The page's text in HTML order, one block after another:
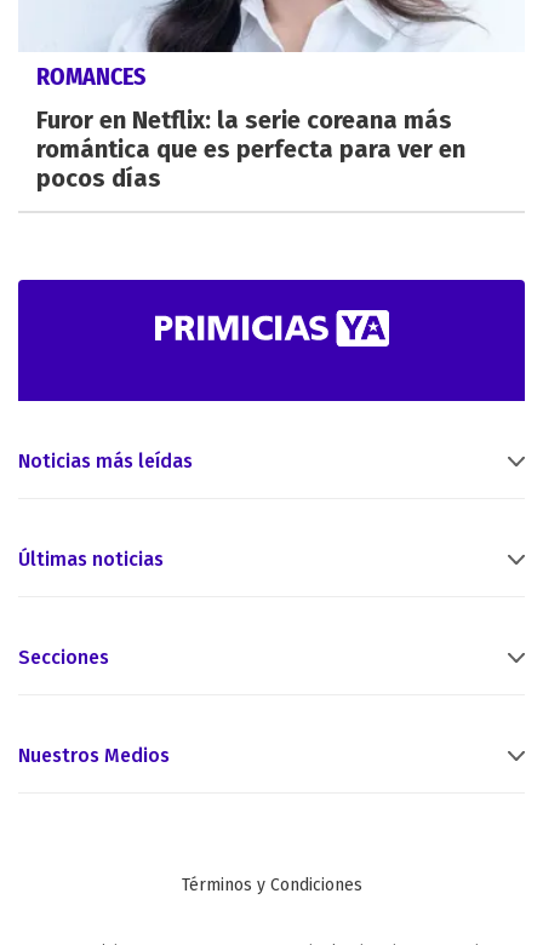
ROMANCES
Furor en Netflix: la serie coreana más
romántica que es perfecta para ver en
pocos días
Noticias más leídas
Últimas noticias
Secciones
Nuestros Medios
Términos y Condiciones